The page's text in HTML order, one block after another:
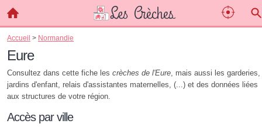
Accueil > Normandie
Eure
Consultez dans cette fiche les crèches de l'Eure, mais aussi les garderies,
jardins d'enfant, relais d'assistantes maternelles, (...) et des données liées
aux structures de votre région.
Accès par ville